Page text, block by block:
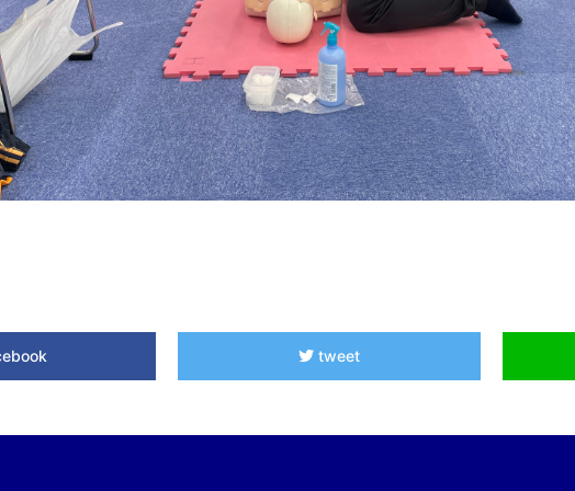
tweet